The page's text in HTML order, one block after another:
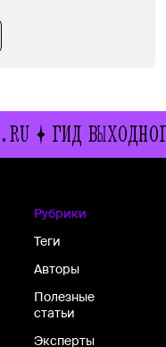
ДНЯ
Рубрики
Теги
Авторы
Полезные
статьи
Эксперты